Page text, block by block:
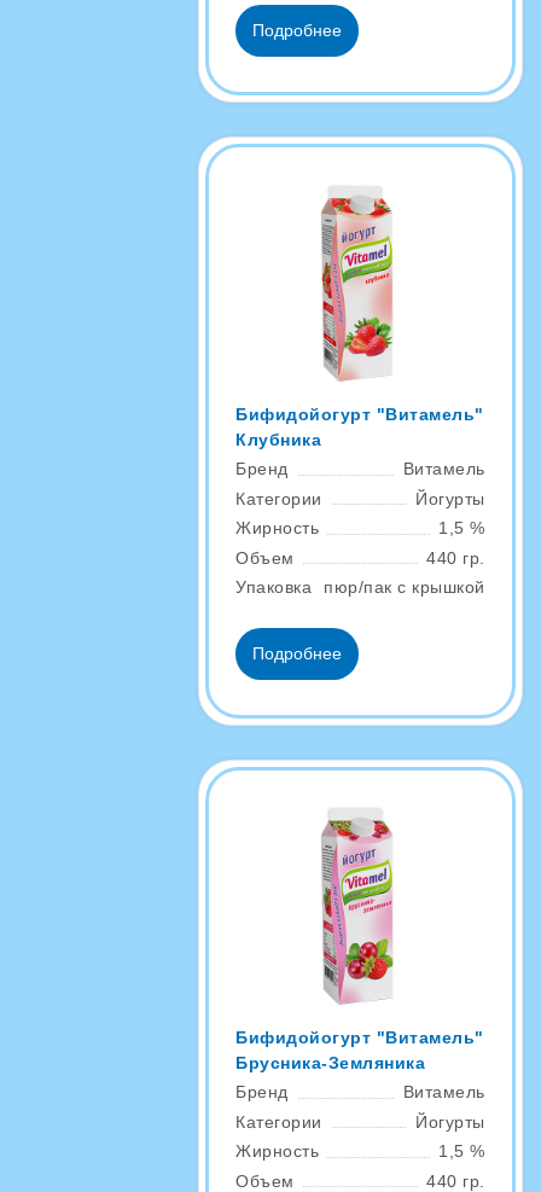
Подробнее
Бифидойогурт "Витамель"
Клубника
Бренд
Витамель
Категории
Йогурты
Жирность
1,5 %
Объем
440 гр.
Упаковка
пюр/пак с крышкой
Подробнее
Бифидойогурт "Витамель"
Брусника-Земляника
Бренд
Витамель
Категории
Йогурты
Жирность
1,5 %
Объем
440 гр.